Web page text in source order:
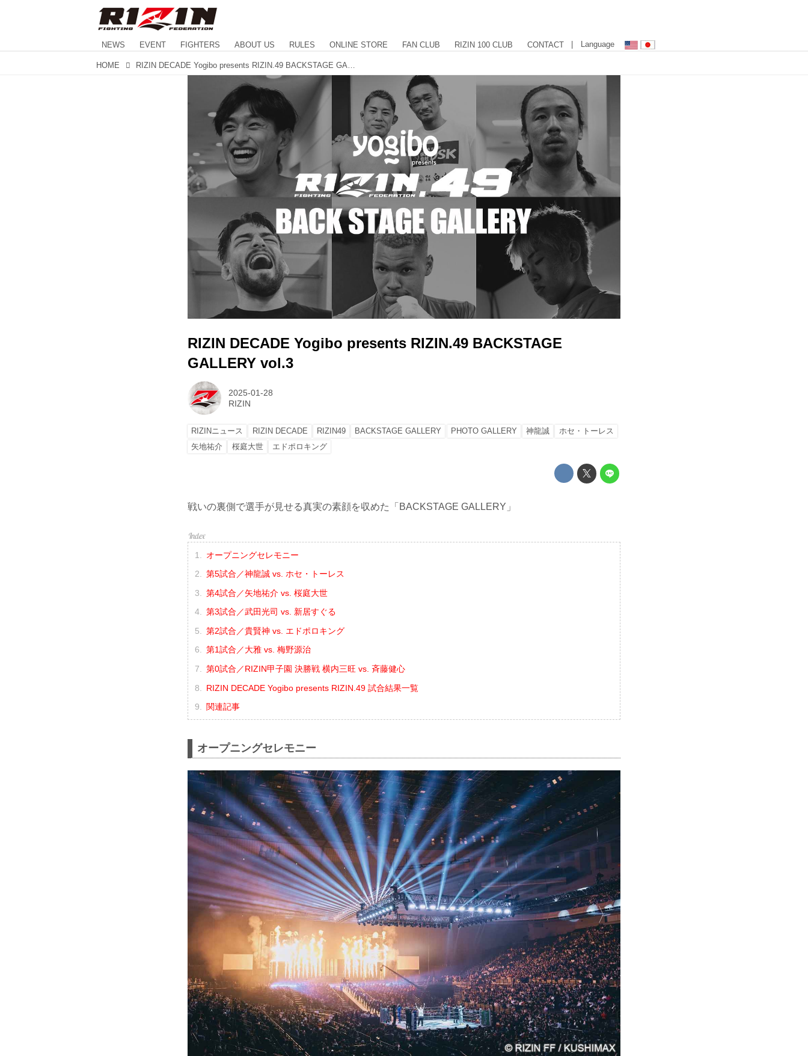
NEWS EVENT FIGHTERS ABOUT US RULES ONLINE STORE FAN CLUB RIZIN 100 CLUB CONTACT | Language
HOME
RIZIN DECADE Yogibo presents RIZIN.49 BACKSTAGE
GALLERY vol.3
2025-01-28
RIZIN
RIZINニュース RIZIN DECADE RIZIN49 BACKSTAGE GALLERY PHOTO GALLERY 神龍誠
ホセ・トーレス
矢地祐介
桜庭大世 エドポロキング
戦いの裏側で選手が見せる真実の素顔を収めた「BACKSTAGE GALLERY」
オープニングセレモニー
第5試合／神龍誠 vs. ホセ・トーレス
第4試合／矢地祐介 vs. 桜庭大世
第3試合／武田光司 vs. 新居すぐる
第2試合／貴賢神 vs. エドポロキング
第1試合／大雅 vs. 梅野源治
第0試合／RIZIN甲子園 決勝戦 横内三旺 vs. ⻫藤健心
RIZIN DECADE Yogibo presents RIZIN.49 試合結果一覧
関連記事
オープニングセレモニー